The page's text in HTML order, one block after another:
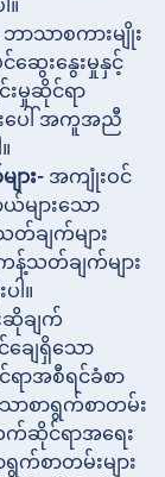
။
ဘာသာစကားမျိုး
ေးနွေးမှုနှင့်
းမှုဆိုင်ရာ
ပေါ် အကူအညီ
ား- အကျုံးဝင်
များသော
ချက်များ
န့်သတ်ချက်များ
ါ။
ဆိုချက်
ျေရှိသော
ာအစီရင်ခံစာ
ောစာရွက်စာတမ်း
က်ဆိုင်ရာအရေး
က်စာတမ်းများ